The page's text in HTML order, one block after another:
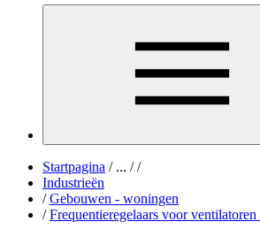
Startpagina /... / /
Industrieën
/ Gebouwen - woningen
/ Frequentieregelaars voor